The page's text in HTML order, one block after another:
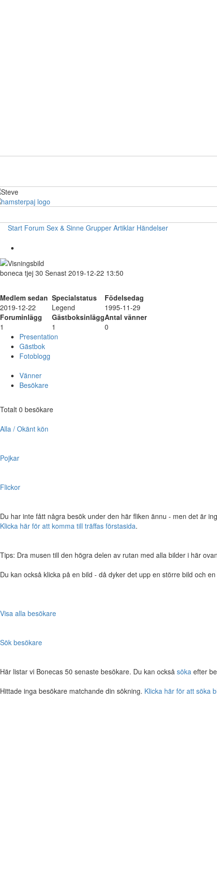
Start Forum Sex & Sinne Grupper Artiklar Händelser
boneca tjej 30 Senast 2019-12-22 13:50
Medlem sedan Specialstatus
Födelsedag
2019-12-22
Legend
1995-11-29
Foruminlägg
GästboksinläggAntal vänner
1
1
0
Presentation
Gästbok
Fotoblogg
Vänner
Besökare
Totalt 0 besökare
Alla / Okänt kön
Pojkar
Flickor
Du har inte fått några besök under den här fliken ännu - men det är
Klicka här för att komma till träffas förstasida.
Tips: Dra musen till den högra delen av rutan med alla bilder i här
Du kan också klicka på en bild - då dyker det upp en större bild och
Visa alla besökare
Sök besökare
Här listar vi Bonecas 50 senaste besökare. Du kan också söka efter
Hittade inga besökare matchande din sökning. Klicka här för att söka